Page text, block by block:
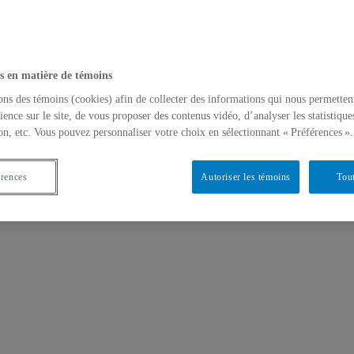
en matière de témoins
des témoins (cookies) afin de collecter des informations qui nous
sur le site, de vous proposer des contenus vidéo, d’analyser les
etc. Vous pouvez personnaliser votre choix en sélectionnant « Préférences ».
Autoriser les témoins